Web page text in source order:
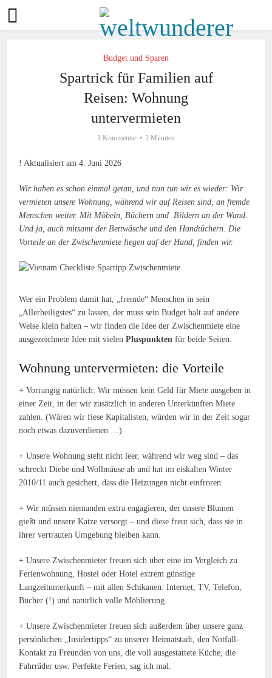
Budget und Sparen
Spartrick für Familien auf
Reisen: Wohnung
untervermieten
1 Kommentar 2 Minuten
! Aktualisiert am 4. Juni 2026
Wir haben es schon einmal getan, und nun tun wir es wieder: Wir
vermieten unsere Wohnung, während wir auf Reisen sind, an fremde
Menschen weiter. Mit Möbeln, Büchern und Bildern an der Wand.
Und ja, auch mitsamt der Bettwäsche und den Handtüchern. Die
Vorteile an der Zwischenmiete liegen auf der Hand, finden wir.
Wer ein Problem damit hat, „fremde“ Menschen in sein
„Allerheiligstes“ zu lassen, der muss sein Budget halt auf andere
Weise klein halten – wir finden die Idee der Zwischenmiete eine
ausgezeichnete Idee mit vielenPluspunkten für beide Seiten.
Wohnung untervermieten: die Vorteile
+ Vorrangig natürlich: Wir müssen kein Geld für Miete ausgeben in
einer Zeit, in der wir zusätzlich in anderen Unterkünften Miete
zahlen. (Wären wir fiese Kapitalisten, würden wir in der Zeit sogar
noch etwas dazuverdienen …)
+ Unsere Wohnung steht nicht leer, während wir weg sind – das
schreckt Diebe und Wollmäuse ab und hat im eiskalten Winter
2010/11 auch gesichert, dass die Heizungen nicht einfroren.
+ Wir müssen niemanden extra engagieren, der unsere Blumen
gießt und unsere Katze versorgt – und diese freut sich, dass sie in
ihrer vertrauten Umgebung bleiben kann.
+ Unsere Zwischenmieter freuen sich über eine im Vergleich zu
Ferienwohnung, Hostel oder Hotel extrem günstige
Langzeitunterkunft – mit allen Schikanen: Internet, TV, Telefon,
Bücher (!) und natürlich volle Möblierung.
+ Unsere Zwischenmieter freuen sich außerdem über unsere ganz
persönlichen „Insidertipps“ zu unserer Heimatstadt, den Notfall-
Kontakt zu Freunden von uns, die voll ausgestattete Küche, die
Fahrräder usw. Perfekte Ferien, sag ich mal.